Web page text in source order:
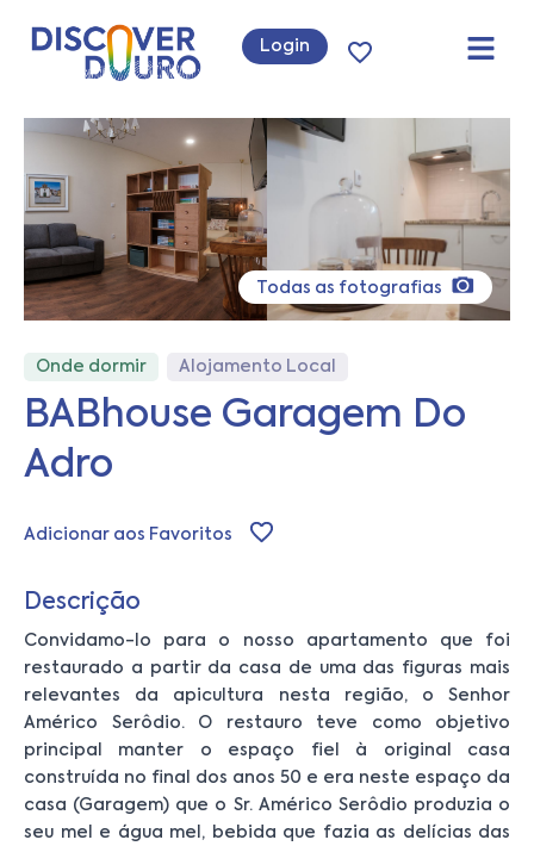
Login
Todas as fotografias
Onde dormir Alojamento Local
BABhouse Garagem Do
Adro
Adicionar aos Favoritos
Descrição
Convidamo-lo para o nosso apartamento que foi
restaurado a partir da casa de uma das figuras mais
relevantes da apicultura nesta região, o Senhor
Américo Serôdio. O restauro teve como objetivo
principal manter o espaço fiel à original casa
construída no final dos anos 50 e era neste espaço da
casa (Garagem) que o Sr. Américo Serôdio produzia o
seu mel e água mel, bebida que fazia as delícias das